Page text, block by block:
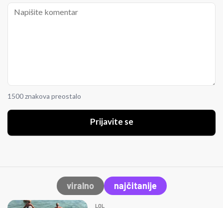
1500 znakova preostalo
Prijavite se
viralno najčitanije
LOL